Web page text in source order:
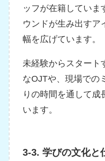
ッフが在籍していま
ウンドが生み出すア
幅を広げています。
未経験からスタート
なOJTや、現場での
りの時間を通して成
います。
3-3. 学びの文化と